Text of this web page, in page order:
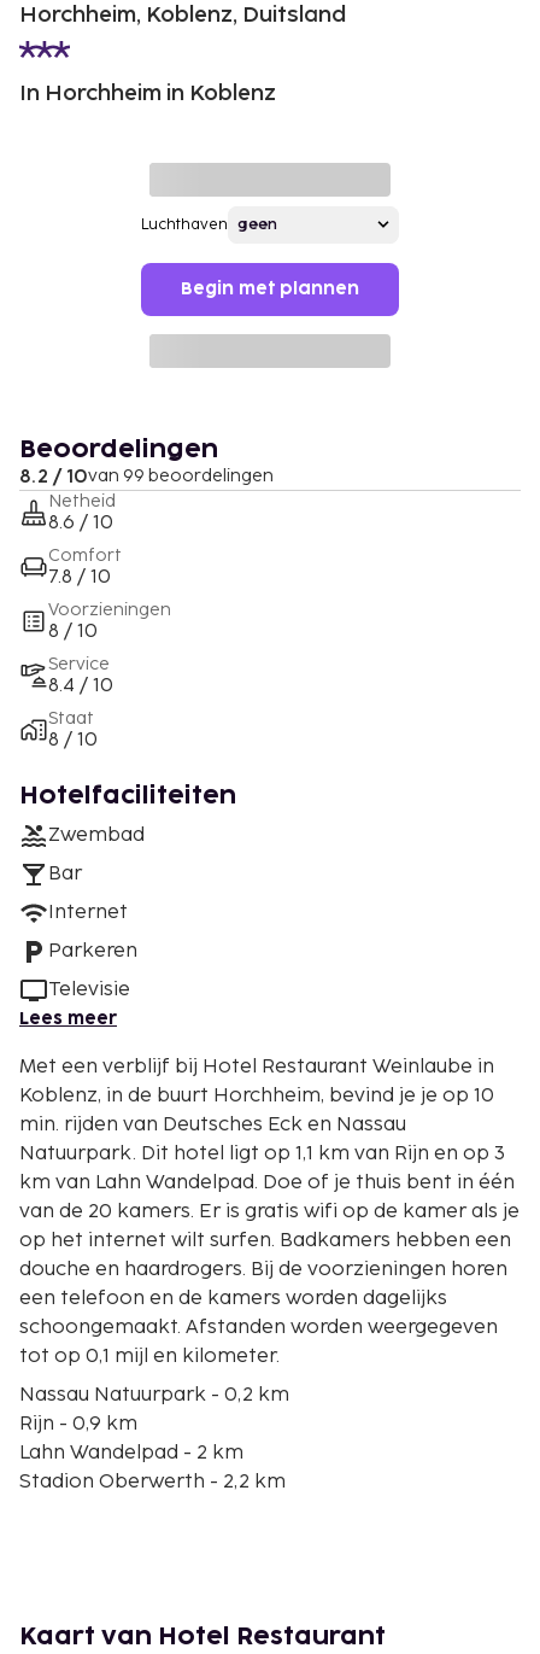
Horchheim, Koblenz, Duitsland
In Horchheim in Koblenz
Luchthaven
Begin met plannen
Beoordelingen
8.2 / 10van 99 beoordelingen
Netheid
8.6 / 10
Comfort
7.8 / 10
Voorzieningen
8 / 10
Service
8.4 / 10
Staat
8 / 10
Hotelfaciliteiten
Zwembad
Bar
Internet
Parkeren
Televisie
Lees meer
Met een verblijf bij Hotel Restaurant Weinlaube in
Koblenz, in de buurt Horchheim, bevind je je op 10
min. rijden van Deutsches Eck en Nassau
Natuurpark. Dit hotel ligt op 1,1 km van Rijn en op 3
km van Lahn Wandelpad. Doe of je thuis bent in één
van de 20 kamers. Er is gratis wifi op de kamer als je
op het internet wilt surfen. Badkamers hebben een
douche en haardrogers. Bij de voorzieningen horen
een telefoon en de kamers worden dagelijks
schoongemaakt. Afstanden worden weergegeven
tot op 0,1 mijl en kilometer.
Nassau Natuurpark - 0,2 km
Rijn - 0,9 km
Lahn Wandelpad - 2 km
Stadion Oberwerth - 2,2 km
Kaiserin-Augusta-Anlagen - 3,9 km
Kaart van Hotel Restaurant